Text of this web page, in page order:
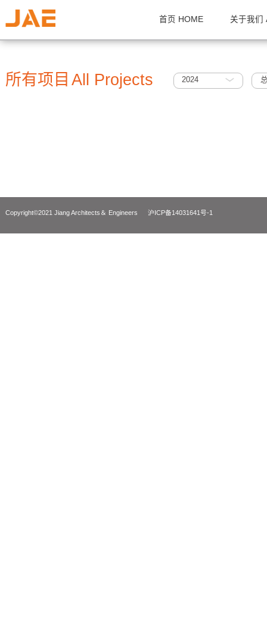
首页 HOME 关
所有项目 All Projects 2024
Copyright©2021 Jiang Architects＆ Engineers 沪ICP备14031641号-1